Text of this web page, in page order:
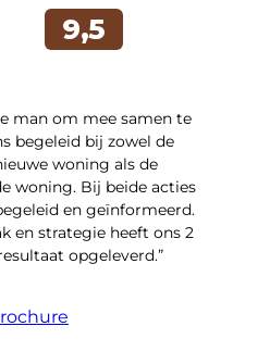
man om mee samen te
begeleid bij zowel de
woning als de
woning. Bij beide acties
en geïnformeerd.
en strategie heeft ons 2
opgeleverd.”